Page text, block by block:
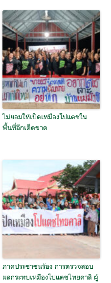
ไม่ยอมให้เปิดเหมืองโปแตชใน
พื้นที่อีกเด็ดขาด
ภาคประชาชนร้อง การตรวจสอบ
ผลกระทบเหมืองโปแตชไทยคาลิ ผู้